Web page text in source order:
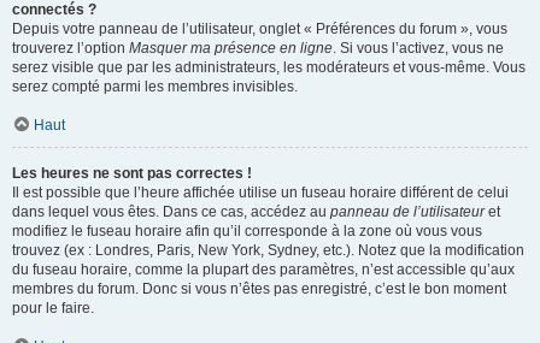
connectés ?
Depuis votre panneau de l’utilisateur, onglet « Préférences du forum », vous
trouverez l’option Masquer ma présence en ligne. Si vous l’activez, vous ne
serez visible que par les administrateurs, les modérateurs et vous-même. Vous
serez compté parmi les membres invisibles.
Haut
Les heures ne sont pas correctes !
Il est possible que l’heure affichée utilise un fuseau horaire différent de celui
dans lequel vous êtes. Dans ce cas, accédez au panneau de l’utilisateuret
modifiez le fuseau horaire afin qu’il corresponde à la zone où vous vous
trouvez (ex : Londres, Paris, New York, Sydney, etc.). Notez que la modification
du fuseau horaire, comme la plupart des paramètres, n’est accessible qu’aux
membres du forum. Donc si vous n’êtes pas enregistré, c’est le bon moment
pour le faire.